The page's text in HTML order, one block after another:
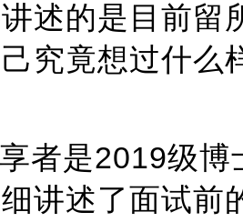
述的是目前留
究竟想过什么
者是2019级博
讲述了面试前